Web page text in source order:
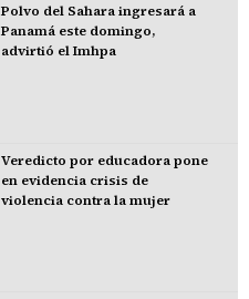
Polvo del Sahara ingresará a
Panamá este domingo,
advirtió el Imhpa
Veredicto por educadora pone
en evidencia crisis de
violencia contra la mujer